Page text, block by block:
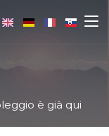
è già qui